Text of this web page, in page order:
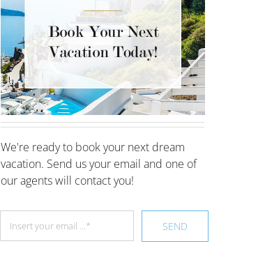
We're ready to book your next dream
vacation. Send us your email and one of
our agents will contact you!
SEND